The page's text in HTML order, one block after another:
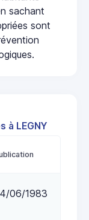
sachant
sont
à LEGNY
06/1983